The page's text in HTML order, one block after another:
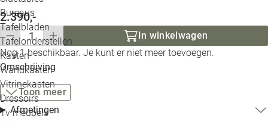
Bureaus
Tafelbladen
Tafelonderstellen
Kasten
Wandkasten
Vitrinekasten
Dressoirs
Tv meubels
2.390,-
In winkelwagen
Nog 1 beschikbaar. Je kunt er niet meer toevoegen.
Omschrijving
Toon meer
Afmetingen